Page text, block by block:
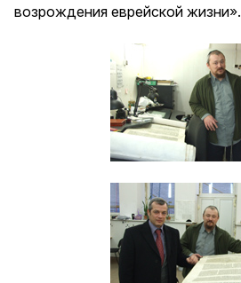
возрождения еврейской жизни».